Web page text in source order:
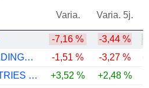
Varia. Varia. 5j.
-7,16 % -3,44 %
EXXONMOBIL HOLDINGS CORPORATION
-1,51 % -3,27 %
RELIANCE INDUSTRIES LTD
+3,52 % +2,48 %